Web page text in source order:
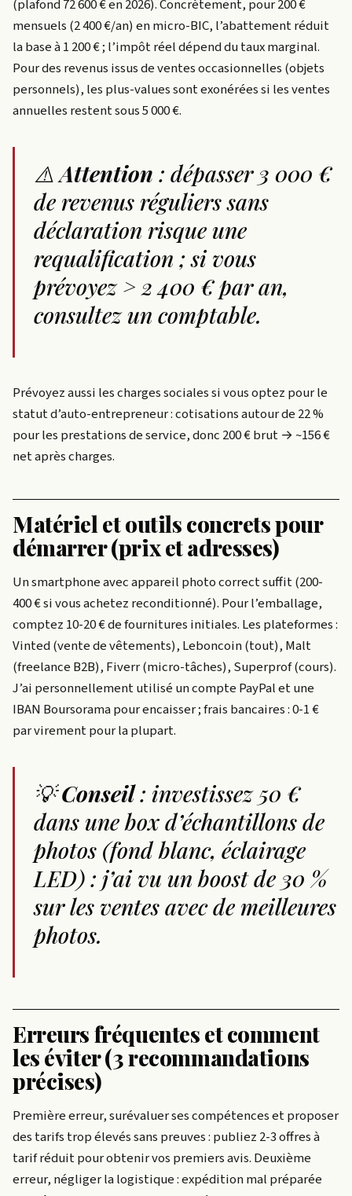
(plafond 72 600 € en 2026). Concrètement, pour 200 €
mensuels (2 400 €/an) en micro-BIC, l’abattement réduit
la base à 1 200 € ; l’impôt réel dépend du taux marginal.
Pour des revenus issus de ventes occasionnelles (objets
personnels), les plus-values sont exonérées si les ventes
annuelles restent sous 5 000 €.
⚠️Attention : dépasser 3 000 €
de revenus réguliers sans
déclaration risque une
requalification ; si vous
prévoyez > 2 400 € par an,
consultez un comptable.
Prévoyez aussi les charges sociales si vous optez pour le
statut d’auto-entrepreneur : cotisations autour de 22 %
pour les prestations de service, donc 200 € brut → ~156 €
net après charges.
Matériel et outils concrets pour
démarrer (prix et adresses)
Un smartphone avec appareil photo correct suffit (200-
400 € si vous achetez reconditionné). Pour l’emballage,
comptez 10-20 € de fournitures initiales. Les plateformes :
Vinted (vente de vêtements), Leboncoin (tout), Malt
(freelance B2B), Fiverr (micro-tâches), Superprof (cours).
J’ai personnellement utilisé un compte PayPal et une
IBAN Boursorama pour encaisser ; frais bancaires : 0-1 €
par virement pour la plupart.
💡Conseil: investissez 50 €
dans une box d’échantillons de
photos (fond blanc, éclairage
LED) : j’ai vu un boost de 30 %
sur les ventes avec de meilleures
photos.
Erreurs fréquentes et comment
les éviter (3 recommandations
précises)
Première erreur, surévaluer ses compétences et proposer
des tarifs trop élevés sans preuves : publiez 2-3 offres à
tarif réduit pour obtenir vos premiers avis. Deuxième
erreur, négliger la logistique : expédition mal préparée